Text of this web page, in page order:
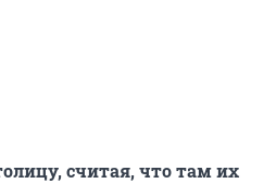
считая, что там их